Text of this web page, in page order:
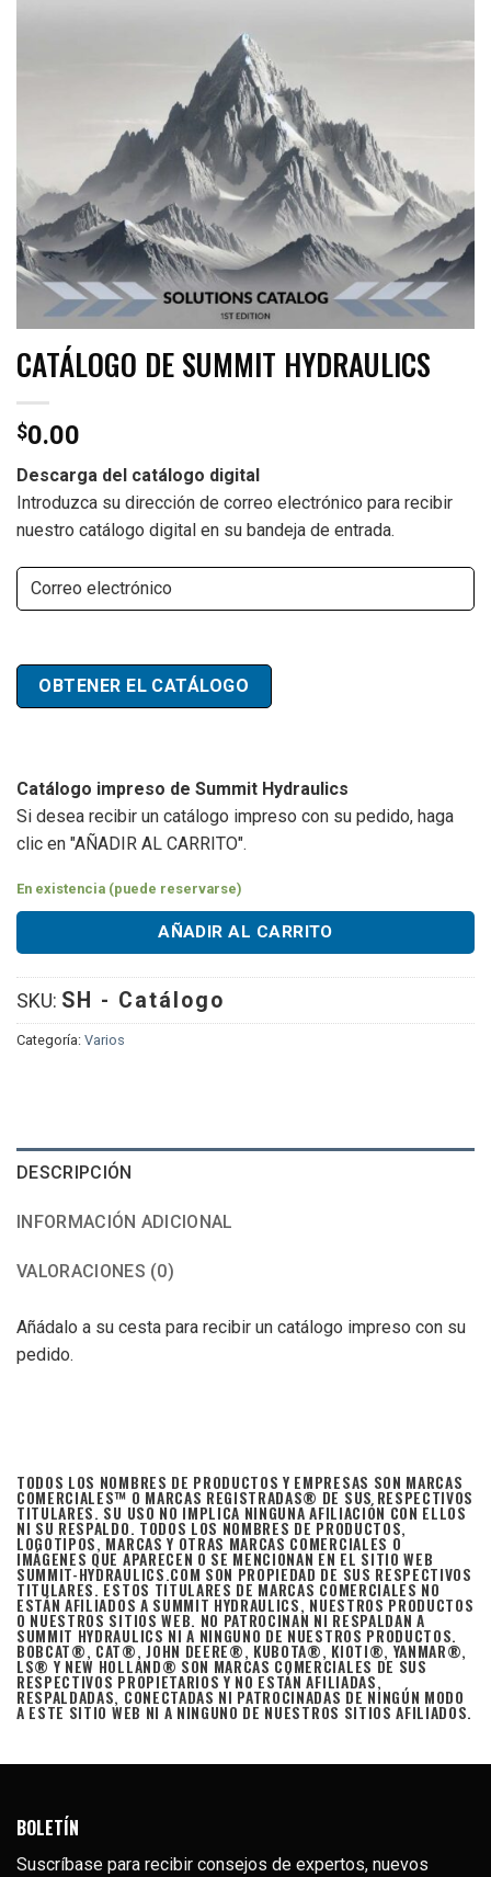
CATÁLOGO DE SUMMIT HYDRAULICS
$0.00
Descarga del catálogo digital
Introduzca su dirección de correo electrónico para recibir
nuestro catálogo digital en su bandeja de entrada.
el
correo
OBTENER EL CATÁLOGO
Catálogo impreso de Summit Hydraulics
Si desea recibir un catálogo impreso con su pedido, haga
clic en "AÑADIR AL CARRITO".
En existencia (puede reservarse)
AÑADIR AL CARRITO
SKU: SH - Catálogo
Categoría: Varios
DESCRIPCIÓN
INFORMACIÓN ADICIONAL
VALORACIONES (0)
Añádalo a su cesta para recibir un catálogo impreso con su
pedido.
TODOS LOS NOMBRES DE PRODUCTOS Y EMPRESAS SON MARCAS
COMERCIALES™ O MARCAS REGISTRADAS® DE SUS RESPECTIVOS
TITULARES. SU USO NO IMPLICA NINGUNA AFILIACIÓN CON ELLOS
NI SU RESPALDO. TODOS LOS NOMBRES DE PRODUCTOS,
LOGOTIPOS, MARCAS Y OTRAS MARCAS COMERCIALES O
IMÁGENES QUE APARECEN O SE MENCIONAN EN EL SITIO WEB
SUMMIT-HYDRAULICS.COM SON PROPIEDAD DE SUS RESPECTIVOS
TITULARES. ESTOS TITULARES DE MARCAS COMERCIALES NO
ESTÁN AFILIADOS A SUMMIT HYDRAULICS, NUESTROS PRODUCTOS
O NUESTROS SITIOS WEB. NO PATROCINAN NI RESPALDAN A
SUMMIT HYDRAULICS NI A NINGUNO DE NUESTROS PRODUCTOS.
BOBCAT®, CAT®, JOHN DEERE®, KUBOTA®, KIOTI®, YANMAR®,
LS® Y NEW HOLLAND® SON MARCAS COMERCIALES DE SUS
RESPECTIVOS PROPIETARIOS Y NO ESTÁN AFILIADAS,
RESPALDADAS, CONECTADAS NI PATROCINADAS DE NINGÚN MODO
A ESTE SITIO WEB NI A NINGUNO DE NUESTROS SITIOS AFILIADOS.
BOLETÍN
Suscríbase para recibir consejos de expertos, nuevos